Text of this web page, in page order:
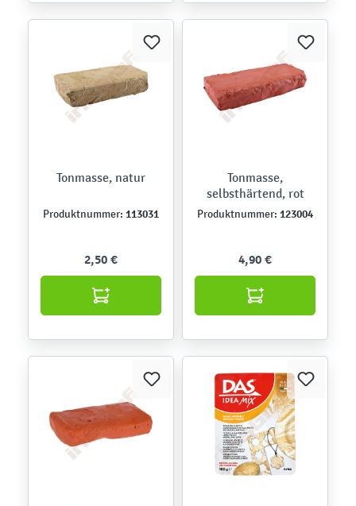
Tonmasse, natur
Produktnummer: 113031
2,50 €
Tonmasse,
selbsthärtend, rot
Produktnummer: 123004
4,90 €